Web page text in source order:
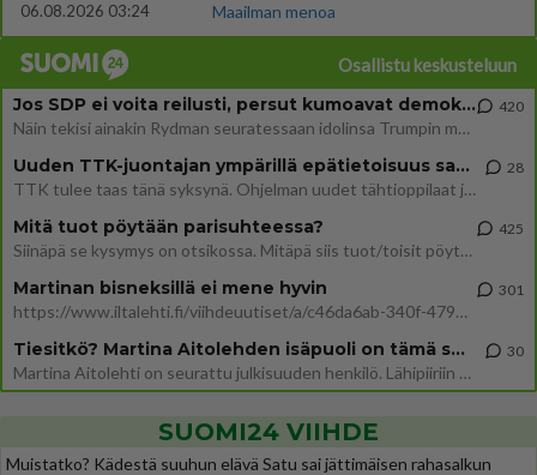
06.08.2026 03:24
Maailman menoa
Osallistu keskusteluun
Jos SDP ei voita reilusti, persut kumoavat demokratian Suomesta
Näin tekisi ainakin Rydman seuratessaan idolinsa Trumpin mallia https://www.is.fi/politiikka/art-2000012187244.html
420
Uuden TTK-juontajan ympärillä epätietoisuus sakenee - Nyt MTV hämmentää soppaa
TTK tulee taas tänä syksynä. Ohjelman uudet tähtioppilaat julkistetaan torstaina 6. elokuuta klo 14 alkavassa lehdistö
28
Mitä tuot pöytään parisuhteessa?
Siinäpä se kysymys on otsikossa. Mitäpä siis tuot/toisit pöytään parisuhteessa? Oletko mies vai nainen? Koetko sen mitä
425
Martinan bisneksillä ei mene hyvin
https://www.iltalehti.fi/viihdeuutiset/a/c46da6ab-340f-4790-aaa7-0865eed2336 Yrityksen konkurssihakemus on tullut kärä
301
Tiesitkö? Martina Aitolehden isäpuoli on tämä suosittu laulaja
Martina Aitolehti on seurattu julkisuuden henkilö. Lähipiiriin mahtuu muitakin tunnettuja henkilöitä. Tiesitkö, että Ma
30
SUOMI24 VIIHDE
Muistatko? Kädestä suuhun elävä Satu sai jättimäisen rahasalkun